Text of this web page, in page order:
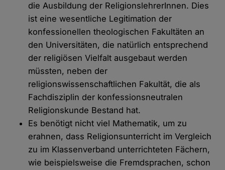
die Ausbildung der ReligionslehrerInnen. Dies
ist eine wesentliche Legitimation der
konfessionellen theologischen Fakultäten an
den Universitäten, die natürlich entsprechend
der religiösen Vielfalt ausgebaut werden
müssten, neben der
religionswissenschaftlichen Fakultät, die als
Fachdisziplin der konfessionsneutralen
Religionskunde Bestand hat.
Es benötigt nicht viel Mathematik, um zu
erahnen, dass Religionsunterricht im Vergleich
zu im Klassenverband unterrichteten Fächern,
wie beispielsweise die Fremdsprachen, schon